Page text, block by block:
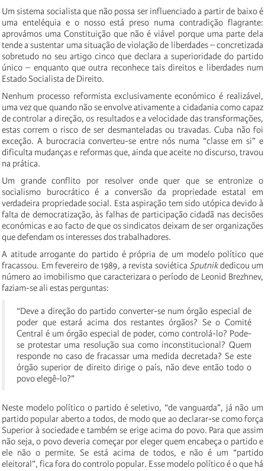
Um sistema socialista que não possa ser influenciado a partir de baixo é
uma enteléquia e o nosso está preso numa contradição flagrante:
aprovámos uma Constituição que não é viável porque uma parte dela
tende a sustentar uma situação de violação de liberdades – concretizada
sobretudo no seu artigo cinco que declara a superioridade do partido
único – enquanto que outra reconhece tais direitos e liberdades num
Estado Socialista de Direito.
Nenhum processo reformista exclusivamente económico é realizável,
uma vez que quando não se envolve ativamente a cidadania como capaz
de controlar a direção, os resultados e a velocidade das transformações,
estas correm o risco de ser desmanteladas ou travadas. Cuba não foi
exceção. A burocracia converteu-se entre nós numa “classe em si” e
dificulta mudanças e reformas que, ainda que aceite no discurso, travou
na prática.
Um grande conflito por resolver onde quer que se entronize o
socialismo burocrático é a conversão da propriedade estatal em
verdadeira propriedade social. Esta aspiração tem sido utópica devido à
falta de democratização, às falhas de participação cidadã nas decisões
económicas e ao facto de que os sindicatos deixam de ser organizações
que defendam os interesses dos trabalhadores.
A atitude arrogante do partido é própria de um modelo político que
fracassou. Em fevereiro de 1989, a revista soviética Sputnikdedicou um
número ao imobilismo que caracterizara o período de Leonid Brezhnev,
faziam-se ali estas perguntas:
“Deve a direção do partido converter-se num órgão especial de
poder que estará acima dos restantes órgãos? Se o Comité
Central é um órgão especial de poder, como controlá-lo? Pode-
se protestar uma resolução sua como inconstitucional? Quem
responde no caso de fracassar uma medida decretada? Se este
órgão superior de direito dirige o país, não deve então todo o
povo elegê-lo?”
Neste modelo político o partido é seletivo, “de vanguarda”, já não um
partido popular aberto a todos, de modo que ao declarar-se como força
Superior à sociedade e também se erige acima do povo. Para que assim
não seja, o povo deveria começar por eleger quem encabeça o partido e
ele não o permite. Se está acima de todos, e não é um “partido
eleitoral”, fica fora do controlo popular. Esse modelo político é o que há